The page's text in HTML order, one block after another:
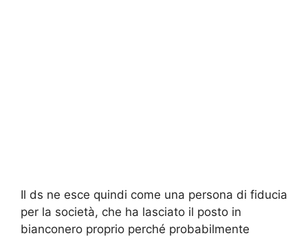
Il ds ne esce quindi come una persona di fiducia
per la società, che ha lasciato il posto in
bianconero proprio perché probabilmente